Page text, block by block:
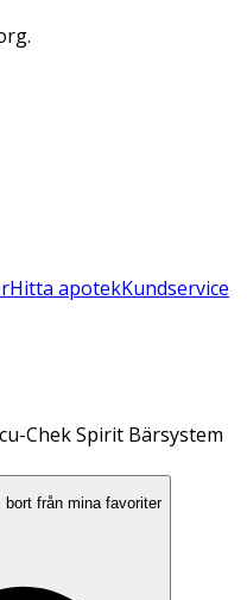
Hitta apotekKundservice
Chek Spirit Bärsystem
från mina favoriter